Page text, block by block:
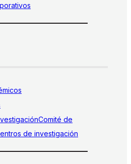
Comité de
de investigación